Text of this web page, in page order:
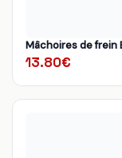
Mâchoires de frein
13.80€